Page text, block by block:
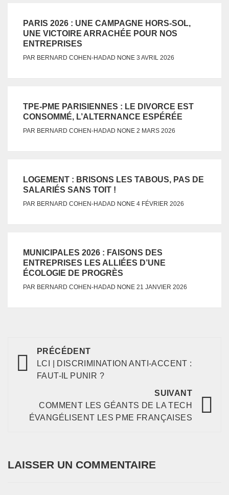
PARIS 2026 : UNE CAMPAGNE HORS-SOL,
UNE VICTOIRE ARRACHÉE POUR NOS
ENTREPRISES
PAR BERNARD COHEN-HADAD NONE 3 AVRIL 2026
TPE-PME PARISIENNES : LE DIVORCE EST
CONSOMMÉ, L’ALTERNANCE ESPÉRÉE
PAR BERNARD COHEN-HADAD NONE 2 MARS 2026
LOGEMENT : BRISONS LES TABOUS, PAS DE
SALARIÉS SANS TOIT !
PAR BERNARD COHEN-HADAD NONE 4 FÉVRIER 2026
MUNICIPALES 2026 : FAISONS DES
ENTREPRISES LES ALLIÉES D’UNE
ÉCOLOGIE DE PROGRÈS
PAR BERNARD COHEN-HADAD NONE 21 JANVIER 2026
PRÉCÉDENT
LCI | DISCRIMINATION ANTI-ACCENT :
FAUT-IL PUNIR ?
SUIVANT
COMMENT LES GÉANTS DE LA TECH
ÉVANGÉLISENT LES PME FRANÇAISES
LAISSER UN COMMENTAIRE